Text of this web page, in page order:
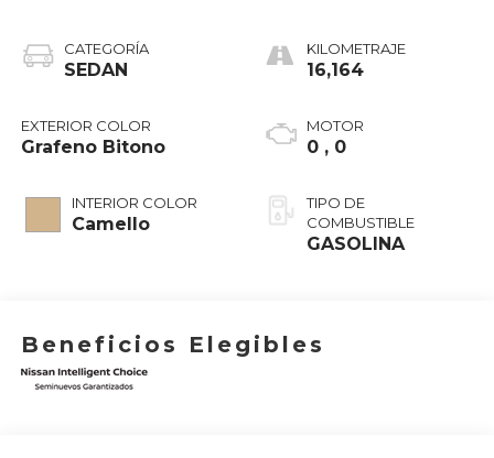
CATEGORÍA
SEDAN
EXTERIOR COLOR
Grafeno Bitono
INTERIOR COLOR
Camello
KILOMETRAJE
16,164
MOTOR
0 , 0
TIPO DE
COMBUSTIBLE
GASOLINA
Beneficios Elegibles